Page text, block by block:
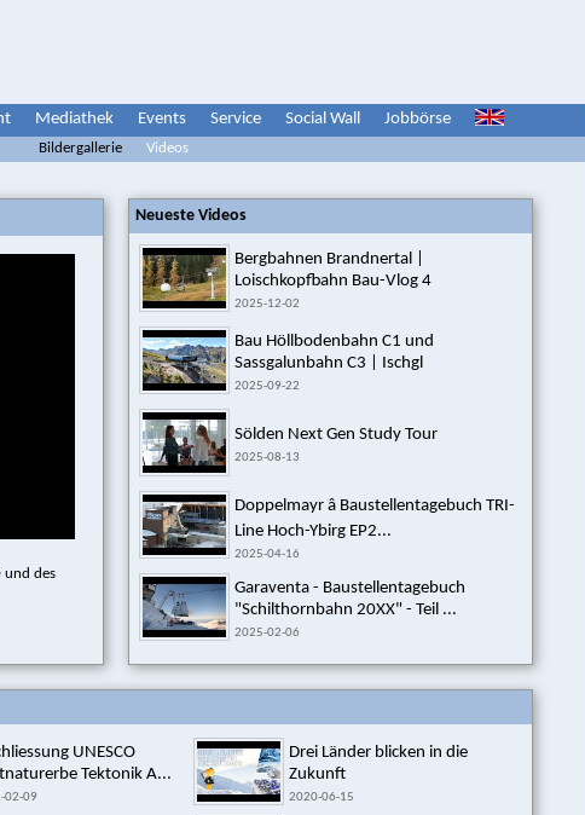
Mediathek Events Service Social Wall Jobbörse
Bildergallerie Videos
und des
Neueste Videos
Bergbahnen Brandnertal |
Loischkopfbahn Bau-Vlog 4
2025-12-02
Bau Höllbodenbahn C1 und
Sassgalunbahn C3 | Ischgl
2025-09-22
Sölden Next Gen Study Tour
2025-08-13
Doppelmayr â Baustellentagebuch TRI-
Line Hoch-Ybirg EP2...
2025-04-16
Garaventa - Baustellentagebuch
"Schilthornbahn 20XX" - Teil ...
2025-02-06
UNESCO
Tektonik A...
02-09
Drei Länder blicken in die
Zukunft
2020-06-15